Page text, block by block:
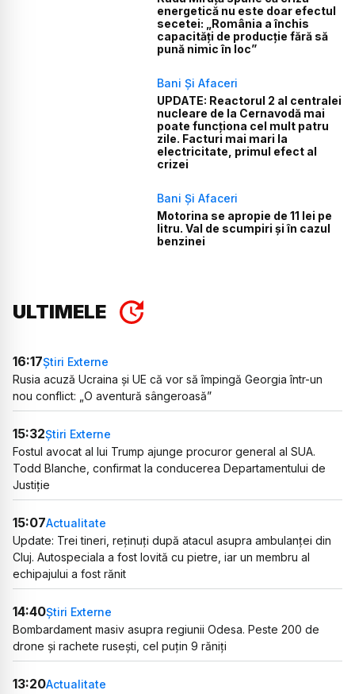
energetică nu este doar efectul
secetei: „România a închis
capacități de producție fără să
pună nimic în loc”
Bani Și Afaceri
UPDATE: Reactorul 2 al centralei
nucleare de la Cernavodă mai
poate funcționa cel mult patru
zile. Facturi mai mari la
electricitate, primul efect al
crizei
Bani Și Afaceri
Motorina se apropie de 11 lei pe
litru. Val de scumpiri și în cazul
benzinei
ULTIMELE
16:17Știri Externe
Rusia acuză Ucraina și UE că vor să împingă Georgia într-un
nou conflict: „O aventură sângeroasă”
15:32Știri Externe
Fostul avocat al lui Trump ajunge procuror general al SUA.
Todd Blanche, confirmat la conducerea Departamentului de
Justiție
15:07Actualitate
Update: Trei tineri, reținuți după atacul asupra ambulanței din
Cluj. Autospeciala a fost lovită cu pietre, iar un membru al
echipajului a fost rănit
14:40Știri Externe
Bombardament masiv asupra regiunii Odesa. Peste 200 de
drone și rachete rusești, cel puțin 9 răniți
13:20Actualitate